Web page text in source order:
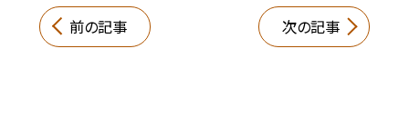
前の記事 次の記事